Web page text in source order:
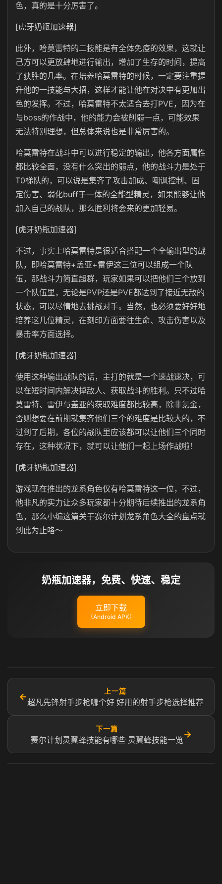
色，真的是十分厉害了。
[虎牙奶瓶加速器]
此外，哈莫雷特的二技能是有全体免疫的效果，这就让
己方可以更放肆地进行输出，增加了生存的时间，提高
了获胜的几率。在培养哈莫雷特的时候，一定要注重提
升他的一技能与大招，这样才能让他在对决中有更加出
色的发挥。不过，哈莫雷特不太适合去打PVE，因为在
与boss的作战中，他的能力会被削弱一点，可能效果
无法特别理想，但总体来说也是非常厉害的。
哈莫雷特在战斗中可以进行稳定的输出，他各方面属性
都比较全面，没有什么突出的弱点，他的战斗力是处于
T0梯队的，可以说是集齐了攻击加成、嘲讽控制、固
定伤害、弱化buff于一体的全能型精灵，如果能够让他
加入自己的战队，那么胜利将会来的更加轻易。
[虎牙奶瓶加速器]
不过，事实上哈莫雷特是很适合搭配一个全输出型的战
队，即哈莫雷特+盖亚+雷伊这三位可以组成一个队
伍，那战斗力简直超群，玩家如果可以把他们三个放到
一个队伍里，无论是PVP还是PVE都达到了接近无敌的
状态，可以尽情地去挑战对手。当然，也必须要好好地
培养这几位精灵，在刻印方面要往生命、攻击伤害以及
暴击率方面选择。
[虎牙奶瓶加速器]
使用这种输出战队的话，主打的就是一个速战速决，可
以在短时间内解决掉敌人、获取战斗的胜利。只不过哈
莫雷特、雷伊与盖亚的获取难度都比较高，除非氪金，
否则想要在前期就集齐他们三个的难度是比较大的，不
过到了后期，各位的战队里应该都可以让他们三个同时
存在，这种状况下，就可以让他们一起上场作战啦！
[虎牙奶瓶加速器]
游戏现在推出的龙系角色仅有哈莫雷特这一位，不过，
他非凡的实力让众多玩家都十分期待后续推出的龙系角
色，那么小编这篇关于赛尔计划龙系角色大全的盘点就
到此为止咯～
奶瓶加速器，免费、快速、稳定
立即下载
（Android APK）
←
上一篇
超凡先锋射手步枪哪个好 好用的射手步枪选择推荐
下一篇
赛尔计划灵翼蜂技能有哪些 灵翼蜂技能一览
→